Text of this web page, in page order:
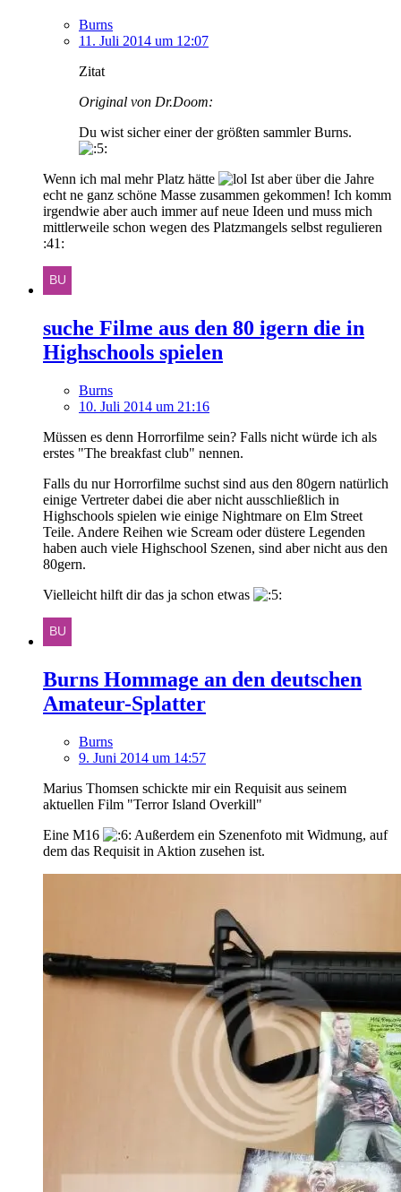
Burns
11. Juli 2014 um 12:07
Zitat
Original von Dr.Doom:
Du wist sicher einer der größten sammler Burns.
Wenn ich mal mehr Platz hätte
Ist aber über die Jahre
echt ne ganz schöne Masse zusammen gekommen! Ich komm
irgendwie aber auch immer auf neue Ideen und muss mich
mittlerweile schon wegen des Platzmangels selbst regulieren
:41:
suche Filme aus den 80 igern die in
Highschools spielen
Burns
10. Juli 2014 um 21:16
Müssen es denn Horrorfilme sein? Falls nicht würde ich als
erstes "The breakfast club" nennen.
Falls du nur Horrorfilme suchst sind aus den 80gern natürlich
einige Vertreter dabei die aber nicht ausschließlich in
Highschools spielen wie einige Nightmare on Elm Street
Teile. Andere Reihen wie Scream oder düstere Legenden
haben auch viele Highschool Szenen, sind aber nicht aus den
80gern.
Vielleicht hilft dir das ja schon etwas
Burns Hommage an den deutschen
Amateur-Splatter
Burns
9. Juni 2014 um 14:57
Marius Thomsen schickte mir ein Requisit aus seinem
aktuellen Film "Terror Island Overkill"
Eine M16
Außerdem ein Szenenfoto mit Widmung, auf
dem das Requisit in Aktion zusehen ist.